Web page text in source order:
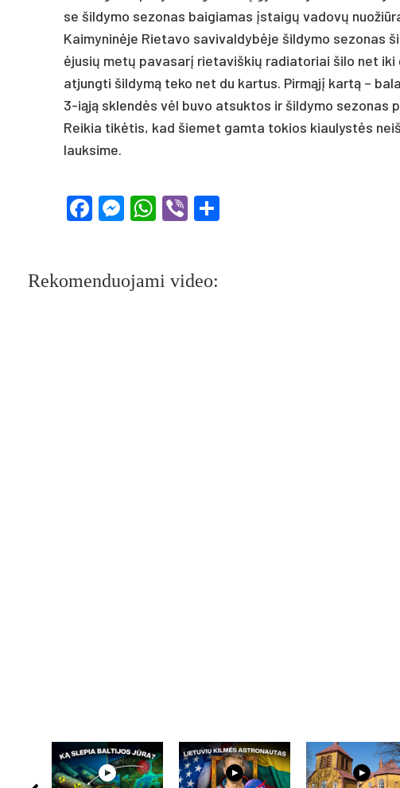
se šil­dy­mo se­zo­nas bai­gia­mas įstaigų va­dovų
Kai­my­ninė­je Rie­ta­vo sa­vi­val­dybė­je šil­dy­mo se­zo­nas
ėju­sių metų pa­va­sarį rie­ta­viš­kių ra­dia­to­riai ši­lo net
at­jung­ti šil­dymą te­ko net du kar­tus. Pirmąjį kartą –
3-iąją sklendės vėl bu­vo at­suk­tos ir šil­dy­mo se­zo­nas
Rei­kia tikė­tis, kad šie­met gam­ta to­kios kiau­lystės
lauk­si­me.
Facebook
Messenger
WhatsApp
Viber
Rekomenduojami video: